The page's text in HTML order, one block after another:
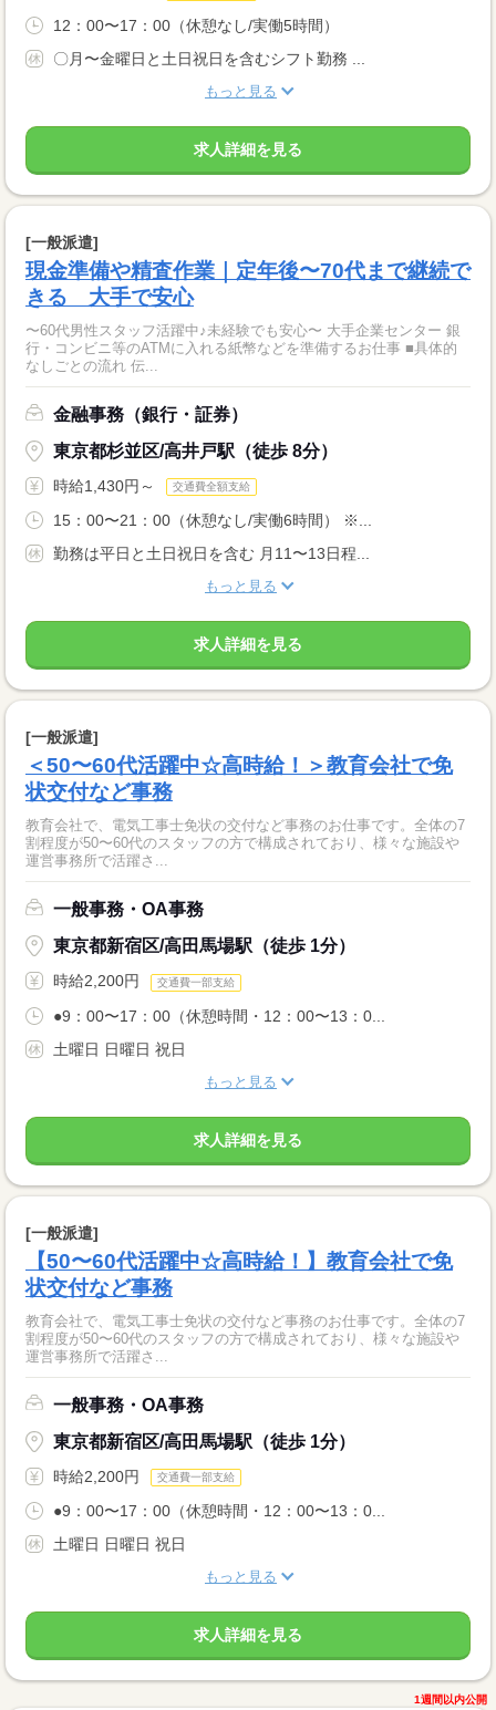
12：00〜17：00（休憩なし/実働5時間）
〇月〜金曜日と土日祝日を含むシフト勤務 ...
もっと見る
求人詳細を見る
[一般派遣]
現金準備や精査作業｜定年後〜70代まで継続で
きる 大手で安心
〜60代男性スタッフ活躍中♪未経験でも安心〜 大手企業センター 銀
行・コンビニ等のATMに入れる紙幣などを準備するお仕事 ■具体的
なしごとの流れ 伝...
金融事務（銀行・証券）
東京都杉並区/高井戸駅（徒歩 8分）
時給1,430円～ 交通費全額支給
15：00〜21：00（休憩なし/実働6時間） ※...
勤務は平日と土日祝日を含む 月11〜13日程...
もっと見る
求人詳細を見る
[一般派遣]
＜50〜60代活躍中☆高時給！＞教育会社で免
状交付など事務
教育会社で、電気工事士免状の交付など事務のお仕事です。全体の7
割程度が50〜60代のスタッフの方で構成されており、様々な施設や
運営事務所で活躍さ...
一般事務・OA事務
東京都新宿区/高田馬場駅（徒歩 1分）
時給2,200円 交通費一部支給
●9：00〜17：00（休憩時間・12：00〜13：0...
土曜日 日曜日 祝日
もっと見る
求人詳細を見る
[一般派遣]
【50〜60代活躍中☆高時給！】教育会社で免
状交付など事務
教育会社で、電気工事士免状の交付など事務のお仕事です。全体の7
割程度が50〜60代のスタッフの方で構成されており、様々な施設や
運営事務所で活躍さ...
一般事務・OA事務
東京都新宿区/高田馬場駅（徒歩 1分）
時給2,200円 交通費一部支給
●9：00〜17：00（休憩時間・12：00〜13：0...
土曜日 日曜日 祝日
もっと見る
求人詳細を見る
1週間以内公開